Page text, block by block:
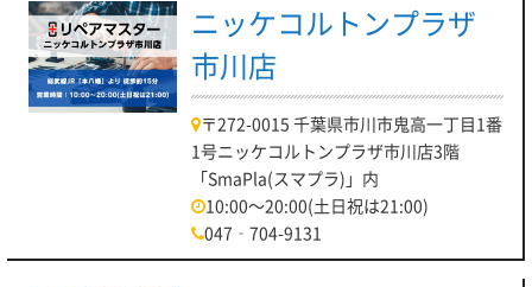
ニッケコルトンプラザ
市川店
〒272-0015 千葉県市川市鬼高一丁目1番
1号ニッケコルトンプラザ市川店3階
「SmaPla(スマプラ)」内
10:00～20:00(土日祝は21:00)
047‐704-9131